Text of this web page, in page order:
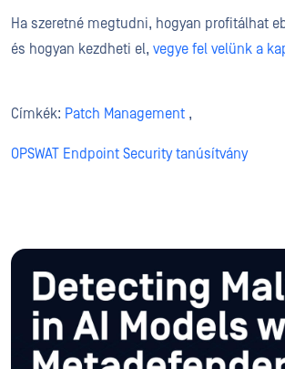
Ha szeretné megtudni, hogyan profitálhat
és hogyan kezdheti el, vegye fel velünk a
Címkék: Patch Management ,
OPSWAT Endpoint Security tanúsítvány